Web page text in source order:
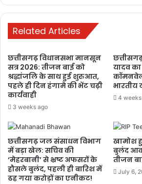
PM ने ‘मन की बात’ में
संरक्षण मॉडल की
बढ़ा भूजल स्तर
2 weeks ago
Related Articles
छत्तीसगढ़ विधानसभा मानसून
सत्र 2026: तीजन बाई को
श्रद्धांजलि के साथ हुई शुरुआत,
पहले ही दिन हंगामे की भेंट चढ़ी
कार्यवाही
3 weeks ago
यादव
भारतीय
4
छत्तीसगढ़ जल संसाधन विभाग
में बड़ा खेल: सचिव की
‘मेहरबानी’ से भ्रष्ट अफसरों के
हौसले बुलंद, पहली ही बारिश में
ढह गया करोड़ों का एनीकट!
खामोश
बुलंद
तीजन
July 6,